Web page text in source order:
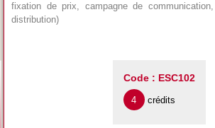
fixation de prix, campagne de
distribution)
Code : ESC102
4 crédits